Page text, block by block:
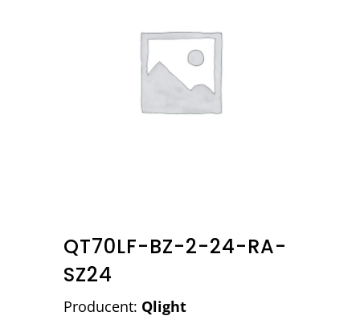
QT70LF-BZ-2-24-RA-
SZ24
Producent: Qlight